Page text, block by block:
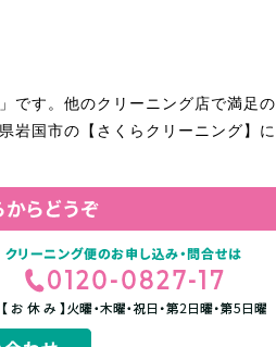
です。他のクリーニング店で満足の
岩国市の【さくらクリーニング】に